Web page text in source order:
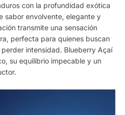
con la profundidad exótica
sabor envolvente, elegante y
transmite una sensación
perfecta para quienes buscan
intensidad. Blueberry Açaí
su equilibrio impecable y un